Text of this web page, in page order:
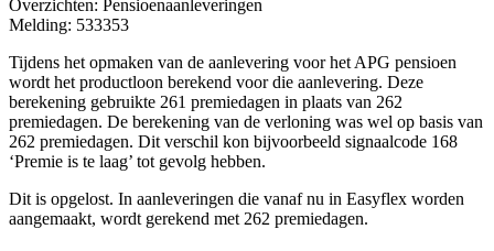
Overzichten: Pensioenaanleveringen
Melding: 533353
Tijdens het opmaken van de aanlevering voor het APG pensioen
wordt het productloon berekend voor die aanlevering. Deze
berekening gebruikte 261 premiedagen in plaats van 262
premiedagen. De berekening van de verloning was wel op basis van
262 premiedagen. Dit verschil kon bijvoorbeeld signaalcode 168
‘Premie is te laag’ tot gevolg hebben.
Dit is opgelost. In aanleveringen die vanaf nu in Easyflex worden
aangemaakt, wordt gerekend met 262 premiedagen.